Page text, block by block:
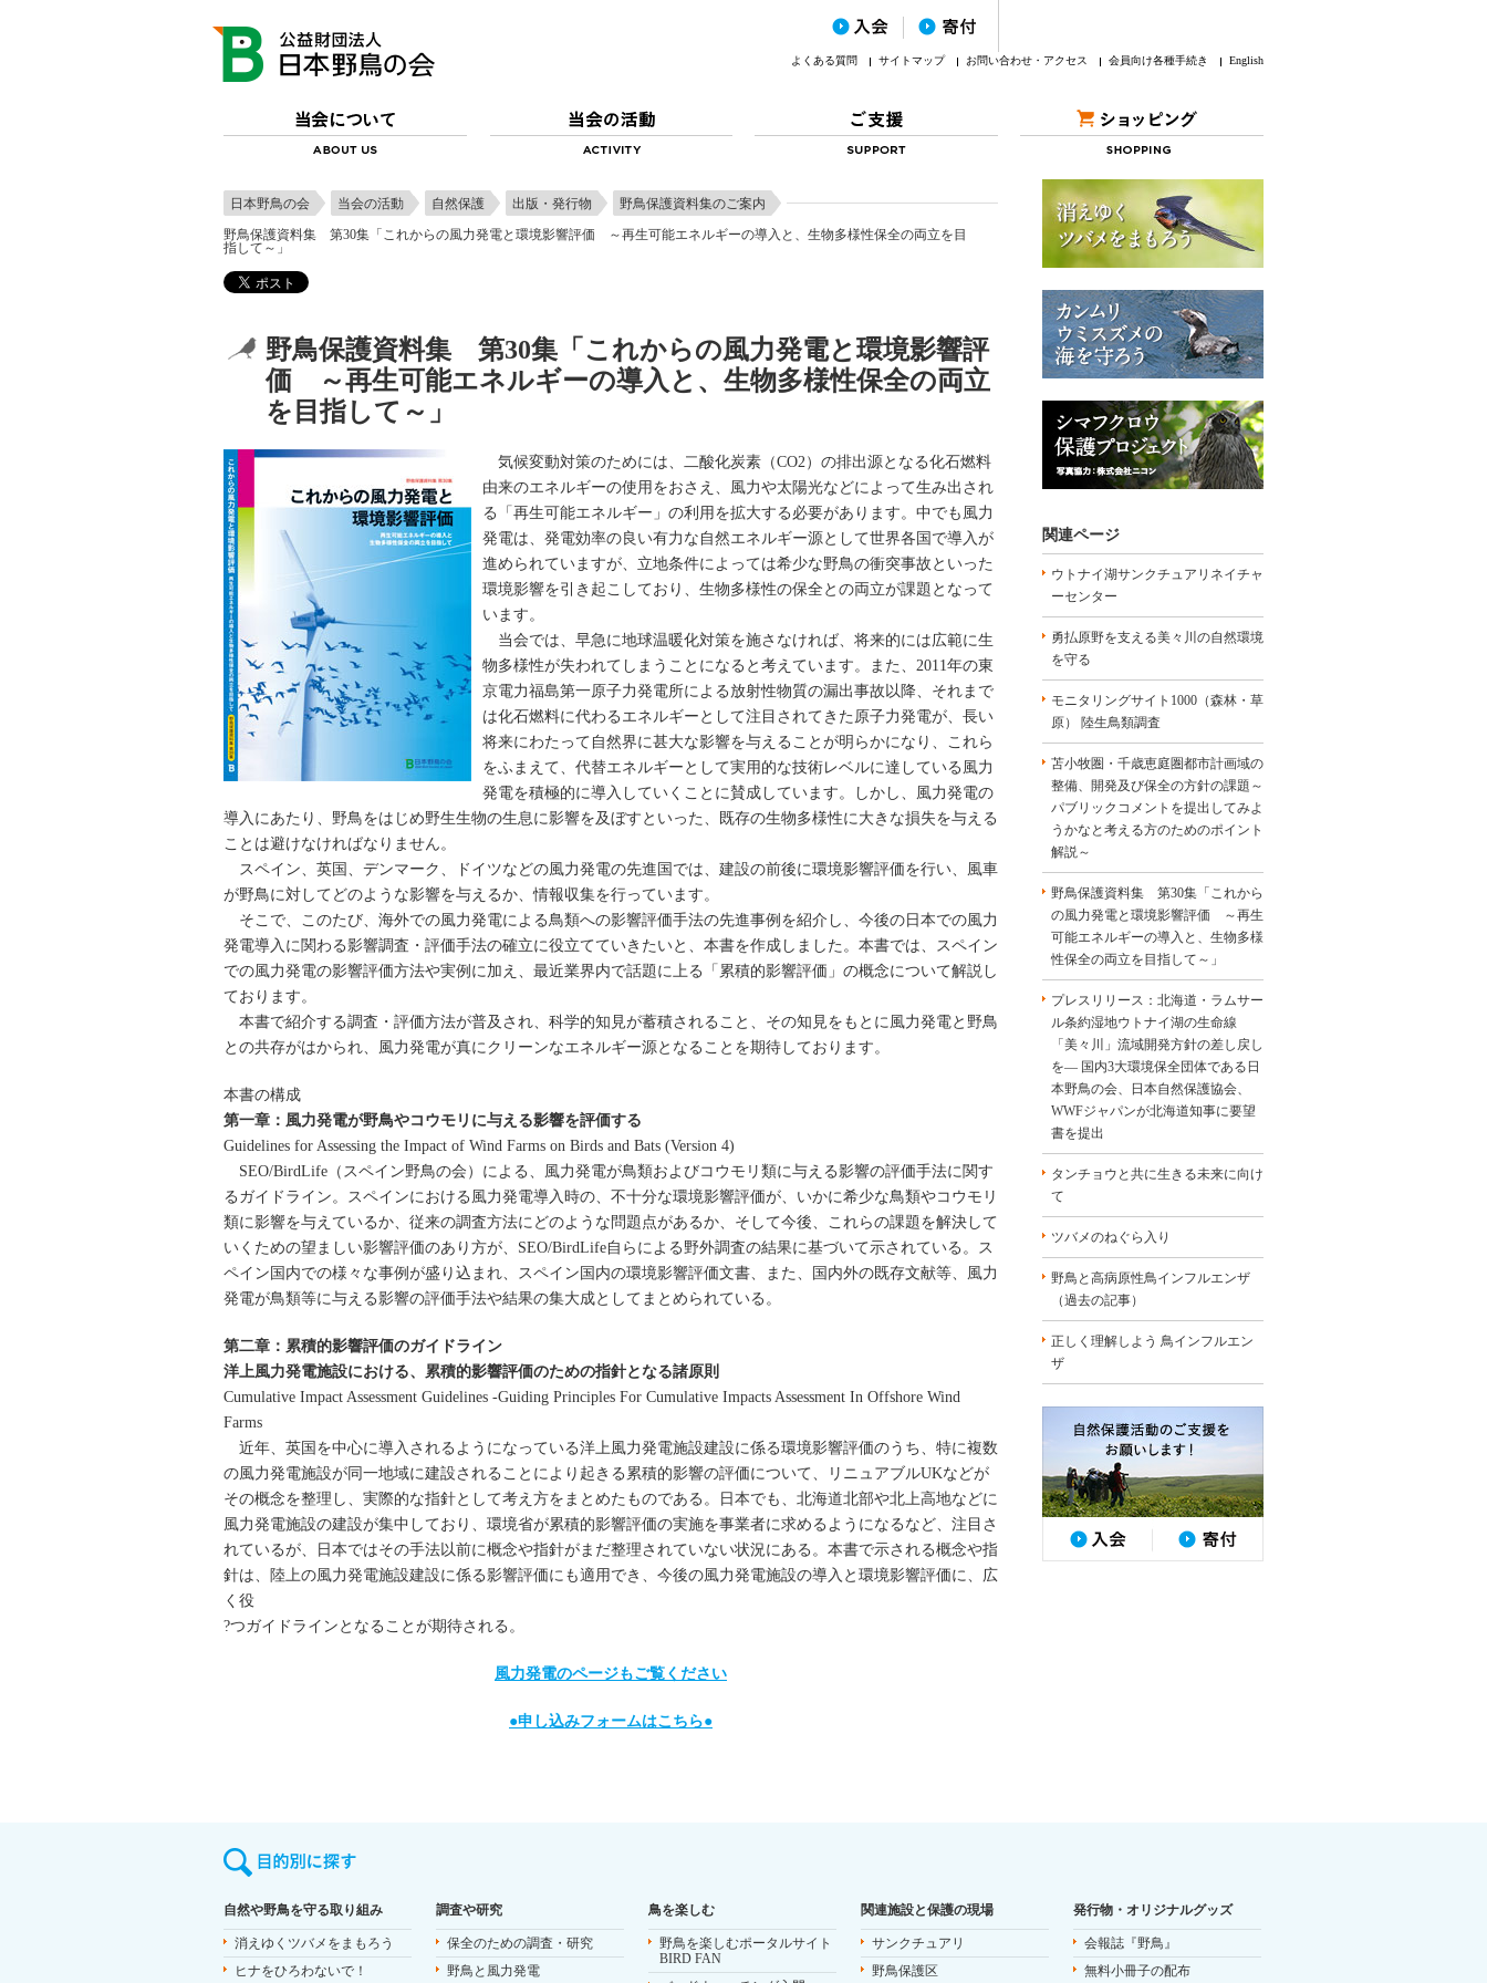
よくある質問 サイトマップ お問い合わせ・アクセス 会員向け各種手続き English
日本野鳥の会 当会の活動 自然保護 出版・発行物
野鳥保護資料集のご案内
野鳥保護資料集 第30集「これからの風力発電と環境影響評価 ～再生可能エネルギーの導入と、生物多様性保全の両立を目
指して～」
野鳥保護資料集 第30集「これからの風力発電と環境影響評
価 ～再生可能エネルギーの導入と、生物多様性保全の両立
を目指して～」
気候変動対策のためには、二酸化炭素（CO2）の排出源となる化石燃料
由来のエネルギーの使用をおさえ、風力や太陽光などによって生み出され
る「再生可能エネルギー」の利用を拡大する必要があります。中でも風力
発電は、発電効率の良い有力な自然エネルギー源として世界各国で導入が
進められていますが、立地条件によっては希少な野鳥の衝突事故といった
環境影響を引き起こしており、生物多様性の保全との両立が課題となって
います。
当会では、早急に地球温暖化対策を施さなければ、将来的には広範に生
物多様性が失われてしまうことになると考えています。また、2011年の東
京電力福島第一原子力発電所による放射性物質の漏出事故以降、それまで
は化石燃料に代わるエネルギーとして注目されてきた原子力発電が、長い
将来にわたって自然界に甚大な影響を与えることが明らかになり、これら
をふまえて、代替エネルギーとして実用的な技術レベルに達している風力
発電を積極的に導入していくことに賛成しています。しかし、風力発電の
導入にあたり、野鳥をはじめ野生生物の生息に影響を及ぼすといった、既存の生物多様性に大きな損失を与える
ことは避けなければなりません。
スペイン、英国、デンマーク、ドイツなどの風力発電の先進国では、建設の前後に環境影響評価を行い、風車
が野鳥に対してどのような影響を与えるか、情報収集を行っています。
そこで、このたび、海外での風力発電による鳥類への影響評価手法の先進事例を紹介し、今後の日本での風力
発電導入に関わる影響調査・評価手法の確立に役立てていきたいと、本書を作成しました。本書では、スペイン
での風力発電の影響評価方法や実例に加え、最近業界内で話題に上る「累積的影響評価」の概念について解説し
ております。
本書で紹介する調査・評価方法が普及され、科学的知見が蓄積されること、その知見をもとに風力発電と野鳥
との共存がはかられ、風力発電が真にクリーンなエネルギー源となることを期待しております。
本書の構成
第一章：風力発電が野鳥やコウモリに与える影響を評価する
Guidelines for Assessing the Impact of Wind Farms on Birds and Bats (Version 4)
SEO/BirdLife（スペイン野鳥の会）による、風力発電が鳥類およびコウモリ類に与える影響の評価手法に関す
るガイドライン。スペインにおける風力発電導入時の、不十分な環境影響評価が、いかに希少な鳥類やコウモリ
類に影響を与えているか、従来の調査方法にどのような問題点があるか、そして今後、これらの課題を解決して
いくための望ましい影響評価のあり方が、SEO/BirdLife自らによる野外調査の結果に基づいて示されている。ス
ペイン国内での様々な事例が盛り込まれ、スペイン国内の環境影響評価文書、また、国内外の既存文献等、風力
発電が鳥類等に与える影響の評価手法や結果の集大成としてまとめられている。
第二章：累積的影響評価のガイドライン
洋上風力発電施設における、累積的影響評価のための指針となる諸原則
Cumulative Impact Assessment Guidelines -Guiding Principles For Cumulative Impacts Assessment In Offshore Wind
Farms
近年、英国を中心に導入されるようになっている洋上風力発電施設建設に係る環境影響評価のうち、特に複数
の風力発電施設が同一地域に建設されることにより起きる累積的影響の評価について、リニュアブルUKなどが
その概念を整理し、実際的な指針として考え方をまとめたものである。日本でも、北海道北部や北上高地などに
風力発電施設の建設が集中しており、環境省が累積的影響評価の実施を事業者に求めるようになるなど、注目さ
れているが、日本ではその手法以前に概念や指針がまだ整理されていない状況にある。本書で示される概念や指
針は、陸上の風力発電施設建設に係る影響評価にも適用でき、今後の風力発電施設の導入と環境影響評価に、広
く役
?つガイドラインとなることが期待される。
風力発電のページもご覧ください
●申し込みフォームはこちら●
関連ページ
ウトナイ湖サンクチュアリネイチャ
ーセンター
勇払原野を支える美々川の自然環境
を守る
モニタリングサイト1000（森林・草
原） 陸生鳥類調査
苫小牧圏・千歳恵庭圏都市計画域の
整備、開発及び保全の方針の課題～
パブリックコメントを提出してみよ
うかなと考える方のためのポイント
解説～
野鳥保護資料集 第30集「これから
の風力発電と環境影響評価 ～再生
可能エネルギーの導入と、生物多様
性保全の両立を目指して～」
プレスリリース：北海道・ラムサー
ル条約湿地ウトナイ湖の生命線
「美々川」流域開発方針の差し戻し
を― 国内3大環境保全団体である日
本野鳥の会、日本自然保護協会、
WWFジャパンが北海道知事に要望
書を提出
タンチョウと共に生きる未来に向け
て
ツバメのねぐら入り
野鳥と高病原性鳥インフルエンザ
（過去の記事）
正しく理解しよう 鳥インフルエン
ザ
自然や野鳥を守る取り組み
消えゆくツバメをまもろう
ヒナをひろわないで！
調査や研究
保全のための調査・研究
野鳥と風力発電
鳥を楽しむ
野鳥を楽しむポータルサイト
BIRD FAN
関連施設と保護の現場
サンクチュアリ
野鳥保護区
発行物・オリジナルグッズ
会報誌『野鳥』
無料小冊子の配布